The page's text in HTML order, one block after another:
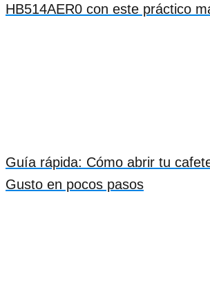
HB514AER0 con este práctico
Guía rápida: Cómo abrir tu
Gusto en pocos pasos